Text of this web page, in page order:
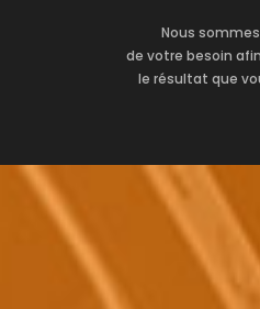
Nous
de votre besoin
le résultat que